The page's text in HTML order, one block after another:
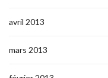
avril 2013
mars 2013